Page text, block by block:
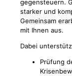
gegensteuern.
starker und
Gemeinsam
mit Ihnen aus.
Dabei
Prüfung